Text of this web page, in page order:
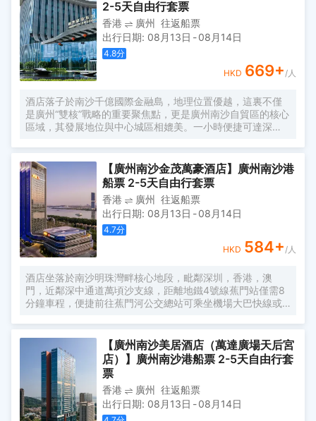
2-5天自由行套票
香港 廣州 往返船票
出行日期: 08月13日 -08月14日
4.8分
HKD 669+ /人
酒店落子於南沙千億國際金融島，地理位置優越，這裏不僅
是廣州“雙核”戰略的重要聚焦點，更是廣州南沙自貿區的核心
區域，其發展地位與中心城區相媲美。一小時便捷可達深
入中式古典美學。飄檐承襲古典起翹之韻，整體造型俯瞰如
字母“A”，既展中國氣派，又含西式願景——Amazing（令人
驚歎），Astonishing（令人震撼），隱含着酒店將成為南沙
乃至全球矚目的中式美學新地標的美好期許。 酒店作為南沙
國際會展中心綜合體重要組成部分，以“木棉花開，鴻翔海
絲”之設計理念，以大灣區金融新地標之姿態，締造南沙“立足
灣區、協同港澳、面向世界”的實踐範本。
【廣州南沙金茂萬豪酒店】廣州南沙港
船票 2-5天自由行套票
香港 廣州 往返船票
出行日期: 08月13日 -08月14日
4.7分
HKD 584+ /人
酒店坐落於南沙明珠灣畔核心地段，毗鄰深圳，香港，澳
門，近鄰深中通道萬頃沙支線，距離地鐵4號線蕉門站僅需8
分鐘車程，便捷前往蕉門河公交總站可乘坐機場大巴快線或
寶安機場僅需50分鐘車程。店內提供小馬智行無人駕駛體驗
券，可輕鬆前往南沙天后宮、南沙濕地公園、廣汽科技館及
環宇城購物中心等。 酒店共有261間以海洋為設計靈感的客
房及套房，詮釋現代經典與優雅，滿足休閒賓客對在地文化
的探索與體驗。配備粵式風味的林苑中餐廳、中西結合的漁
人碼頭全日餐廳以及”雙重身份”的薄荷酒吧，體驗創新融合的
珍饈美饌。酒店擁有馬丁叔叔的農場，小朋友們可盡情與小
動物們互動亦或參與馬丁叔叔課堂，共度愉快的親子時光。
【廣州南沙美居酒店（萬達廣場天后宮
店）】廣州南沙港船票 2-5天自由行套
票
香港 廣州 往返船票
出行日期: 08月13日 -08月14日